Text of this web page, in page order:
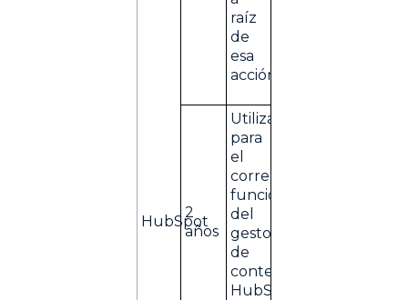
raíz
de
esa
acción.
HubSpot
2
años
Utilizado
para
el
correcto
funcionamiento
del
gestor
de
contenido
HubSpot.